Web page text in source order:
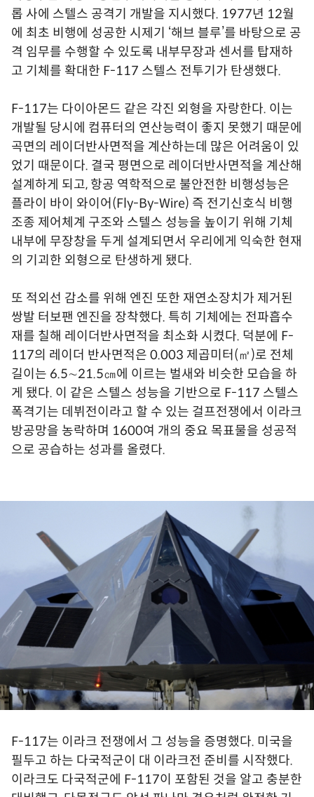
롭 사에 스텔스 공격기 개발을 지시했다. 1977년 12월
에 최초 비행에 성공한 시제기 ‘해브 블루’를 바탕으로 공
격 임무를 수행할 수 있도록 내부무장과 센서를 탑재하
고 기체를 확대한 F-117 스텔스 전투기가 탄생했다.
F-117는 다이아몬드 같은 각진 외형을 자랑한다. 이는
개발될 당시에 컴퓨터의 연산능력이 좋지 못했기 때문에
곡면의 레이더반사면적을 계산하는데 많은 어려움이 있
었기 때문이다. 결국 평면으로 레이더반사면적을 계산해
설계하게 되고, 항공 역학적으로 불안전한 비행성능은
플라이 바이 와이어(Fly-By-Wire) 즉 전기신호식 비행
조종 제어체계 구조와 스텔스 성능을 높이기 위해 기체
내부에 무장창을 두게 설계되면서 우리에게 익숙한 현재
의 기괴한 외형으로 탄생하게 됐다.
또 적외선 감소를 위해 엔진 또한 재연소장치가 제거된
쌍발 터보팬 엔진을 장착했다. 특히 기체에는 전파흡수
재를 칠해 레이더반사면적을 최소화 시켰다. 덕분에 F-
117의 레이더 반사면적은 0.003 제곱미터(㎡)로 전체
길이는 6.5∼21.5㎝에 이르는 벌새와 비슷한 모습을 하
게 됐다. 이 같은 스텔스 성능을 기반으로 F-117 스텔스
폭격기는 데뷔전이라고 할 수 있는 걸프전쟁에서 이라크
방공망을 농락하며 1600여 개의 중요 목표물을 성공적
으로 공습하는 성과를 올렸다.
F-117는 이라크 전쟁에서 그 성능을 증명했다. 미국을
필두고 하는 다국적군이 대 이라크전 준비를 시작했다.
이라크도 다국적군에 F-117이 포함된 것을 알고 충분한